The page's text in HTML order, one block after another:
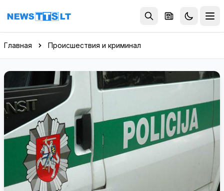
Перейти к содержимому
Главная Происшествия и криминал